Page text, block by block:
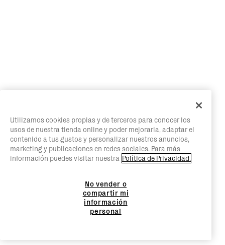
Utilizamos cookies propias y de terceros para conocer los
usos de nuestra tienda online y poder mejorarla, adaptar el
contenido a tus gustos y personalizar nuestros anuncios,
marketing y publicaciones en redes sociales. Para más
información puedes visitar nuestra Política de Privacidad.
No vender o
compartir mi
información
personal